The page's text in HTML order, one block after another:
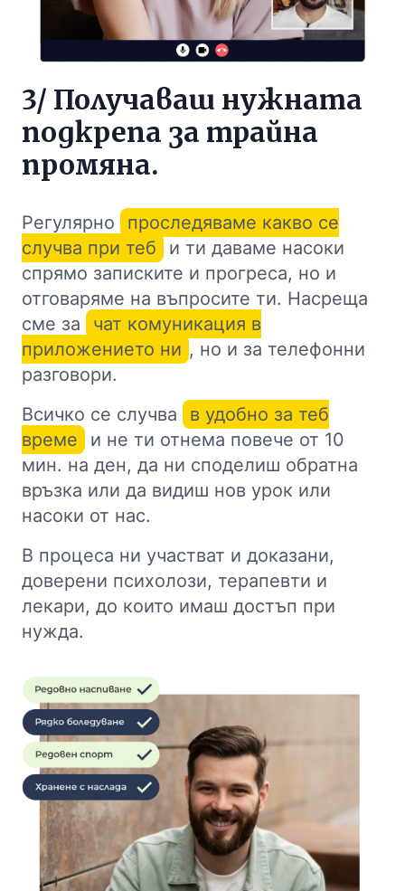
3/ Получаваш нужната
подкрепа за трайна
промяна.
Регулярно
проследяваме какво се
случва при теб
и ти даваме насоки
спрямо записките и прогреса, но и
отговаряме на въпросите ти. Насреща
сме за
чат комуникация в
приложението ни , но и за телефонни
разговори.
Всичко се случва
в удобно за теб
време
и не ти отнема повече от 10
мин. на ден, да ни споделиш обратна
връзка или да видиш нов урок или
насоки от нас.
В процеса ни участват и доказани,
доверени психолози, терапевти и
лекари, до които имаш достъп при
нужда.